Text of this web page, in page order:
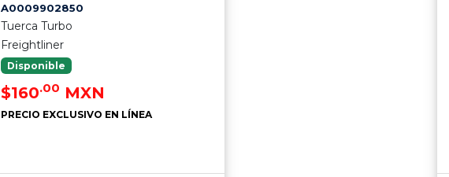
A0009902850
Tuerca Turbo
Freightliner
Disponible
$160.00 MXN
PRECIO EXCLUSIVO EN LÍNEA